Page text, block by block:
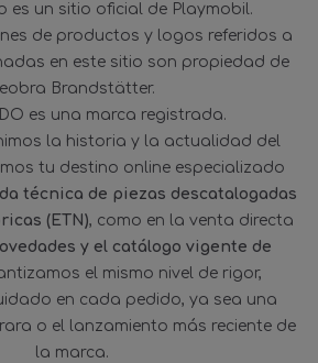
es un sitio oficial de Playmobil.
de productos y logos referidos a
en este sitio son propiedad de
Brandstätter.
es una marca registrada.
la historia y la actualidad del
tu destino online especializado
técnica de piezas descatalogadas
(ETN), como en la venta directa
y el catálogo vigente de
el mismo nivel de rigor,
en cada pedido, ya sea una
o el lanzamiento más reciente de
la marca.